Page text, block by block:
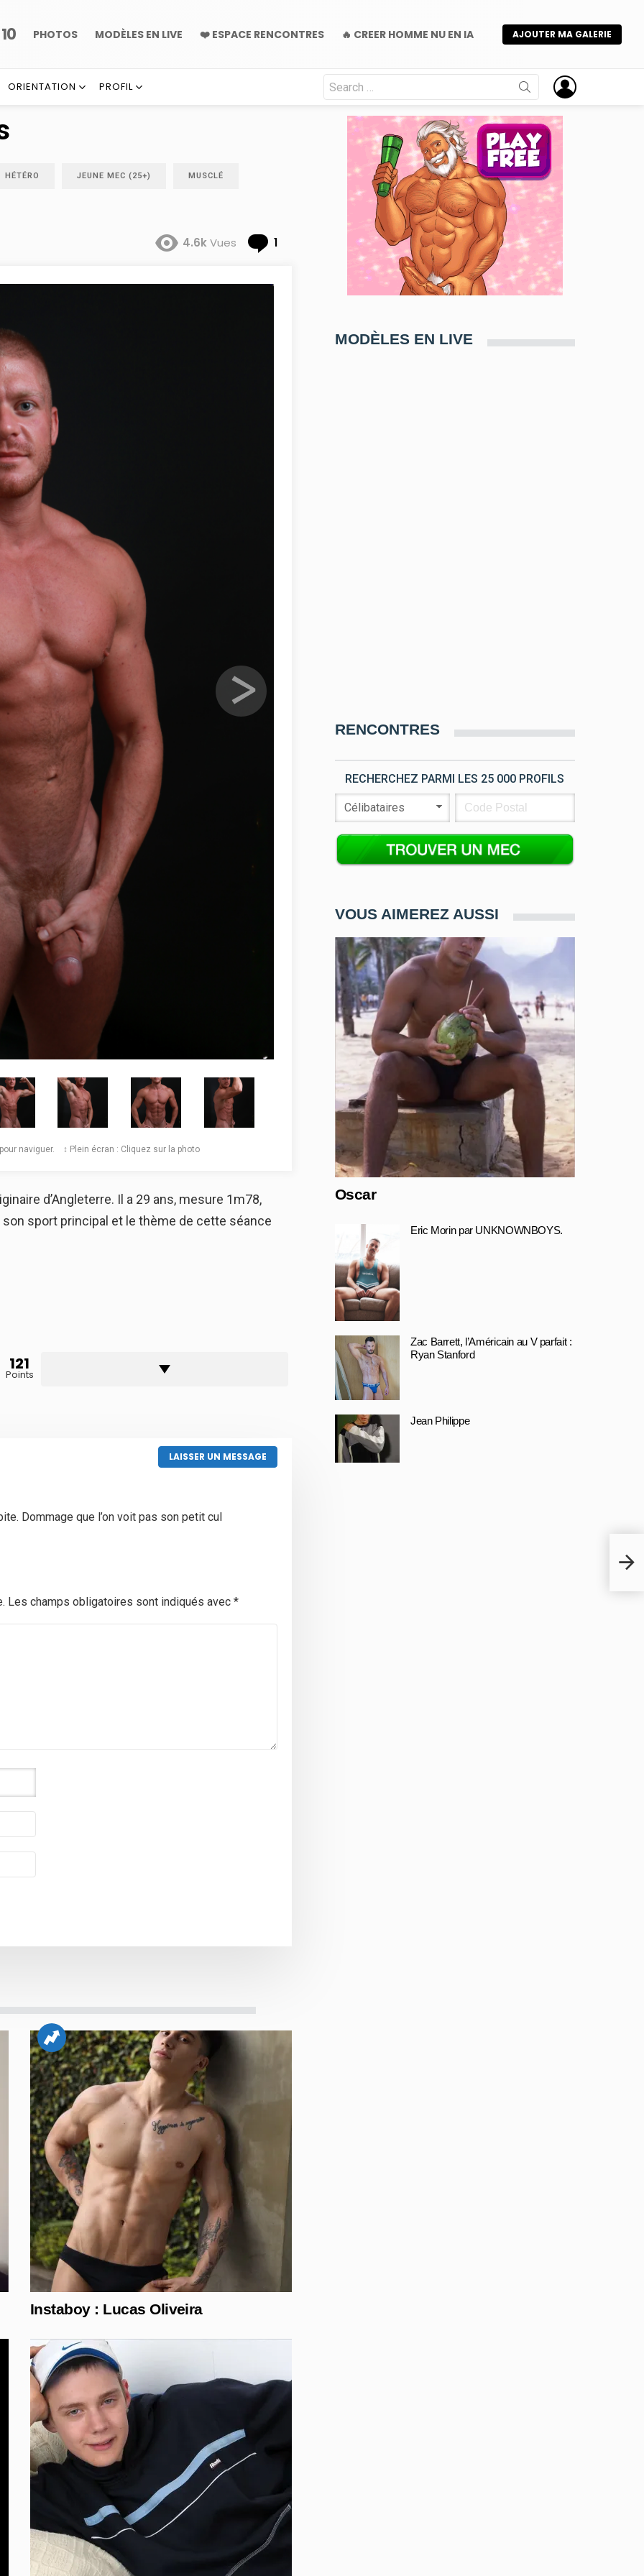
10 PHOTOS MODÈLES EN LIVE ❤️ ESPACE RENCONTRES 🔥 CREER HOMME NU EN IA AJOUTER MA GALERIE
ORIENTATION PROFIL
Search
for:
HÉTÉRO JEUNE MEC (25+) MUSCLÉ
4.6kVues 1
naviguer. ↕️ Plein écran : Cliquez sur la photo
d’Angleterre. Il a 29 ans, mesure 1m78,
sport principal et le thème de cette séance
121
Points
LAISSER UN MESSAGE
Dommage que l’on voit pas son petit cul
Les champs obligatoires sont indiqués avec *
Instaboy : Lucas Oliveira
MODÈLES EN LIVE
RENCONTRES
RECHERCHEZ PARMI LES 25 000 PROFILS
VOUS AIMEREZ AUSSI
Oscar
Eric Morin par UNKNOWNBOYS.
Zac Barrett, l’Américain au V parfait :
Ryan Stanford
Jean Philippe